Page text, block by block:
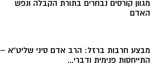
מגוון קורסים נבחרים בתורת הקבלה ונפש
האדם
מבצע חרבות ברזל: הרב אדם סיני שליט”א –
התייחסות פנימית ודברי...